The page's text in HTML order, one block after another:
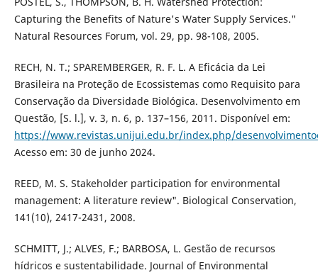
Capturing the Benefits of Nature's Water Supply Services."
Natural Resources Forum, vol. 29, pp. 98-108, 2005.
RECH, N. T.; SPAREMBERGER, R. F. L. A Eficácia da Lei
Brasileira na Proteção de Ecossistemas como Requisito para
Conservação da Diversidade Biológica. Desenvolvimento em
Questão, [S. l.], v. 3, n. 6, p. 137–156, 2011. Disponível em:
https://www.revistas.unijui.edu.br/index.php/
Acesso em: 30 de junho 2024.
REED, M. S. Stakeholder participation for environmental
management: A literature review". Biological Conservation,
141(10), 2417-2431, 2008.
SCHMITT, J.; ALVES, F.; BARBOSA, L. Gestão de recursos
hídricos e sustentabilidade. Journal of Environmental